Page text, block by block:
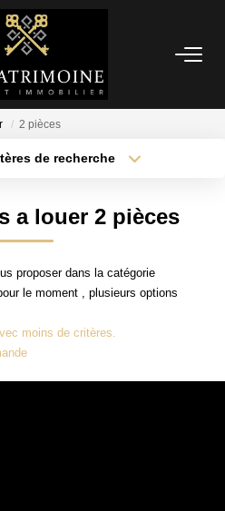
Ventes
MAIL
2 pièces
de recherche
a louer 2 pièces
proposer dans la catégorie
le moment , plusieurs options
moins de critères.